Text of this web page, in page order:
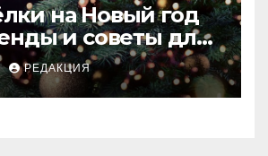
на Новый год
и советы для
праздника
РЕДАКЦИЯ